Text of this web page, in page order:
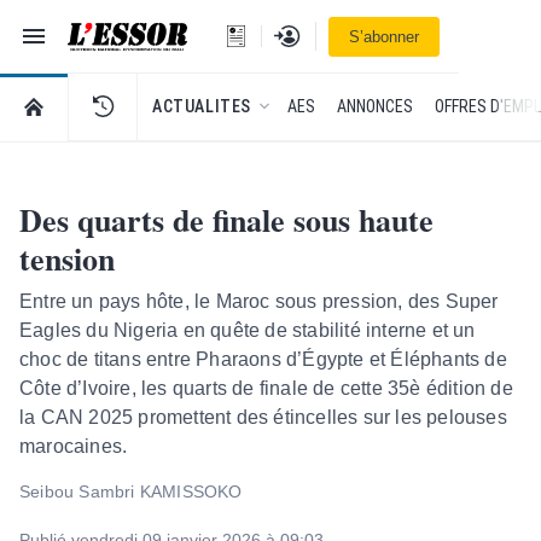
Navigation
L'Essor - retour à la une
Se connecterS’abonner
RETOUR À LA PAGE D’ACCUEIL DE L'ESSOR
ACTUALITES AES ANNONCES OFFRES
Des quarts de finale sous haute
tension
Entre un pays hôte, le Maroc sous pression, des Super
Eagles du Nigeria en quête de stabilité interne et un
choc de titans entre Pharaons d’Égypte et Éléphants de
Côte d’Ivoire, les quarts de finale de cette 35è édition de
la CAN 2025 promettent des étincelles sur les pelouses
marocaines.
Seibou Sambri KAMISSOKO